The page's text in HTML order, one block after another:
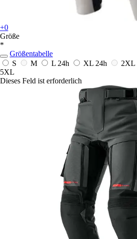
+0
Größe
*
Größentabelle
S
M L 24h XL 24h 2XL
5XL
Dieses Feld ist erforderlich